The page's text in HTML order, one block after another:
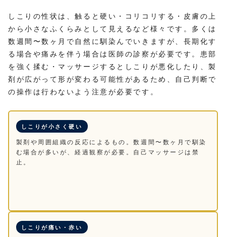
しこりの性状は、触ると硬い・コリコリする・皮膚の上
から小さなふくらみとして見えるなど様々です。多くは
数週間〜数ヶ月で自然に馴染んでいきますが、長期化す
る場合や痛みを伴う場合は医師の診察が必要です。患部
を強く揉む・マッサージするとしこりが悪化したり、製
剤が広がって形が変わる可能性があるため、自己判断で
の操作は行わないよう注意が必要です。
しこりが小さく硬い
製剤や周囲組織の反応によるもの。数週間〜数ヶ月で馴染
む場合が多いが、経過観察が必要。自己マッサージは禁
止。
しこりが痛い・赤い